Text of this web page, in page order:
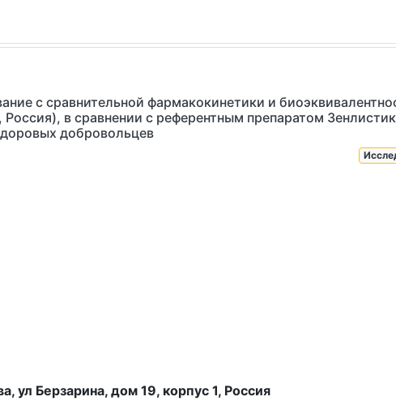
с сравнительной фармакокинетики и
в сравнении с референтным препаратом
добровольцев
ул Берзарина, дом 19, корпус 1, Россия